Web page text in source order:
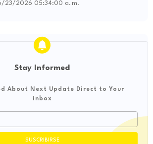
23/2026 05:34:00 a. m.
Stay Informed
About Next Update Direct to Your
inbox